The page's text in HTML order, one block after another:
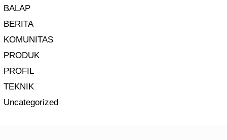
BALAP
BERITA
KOMUNITAS
PRODUK
PROFIL
TEKNIK
Uncategorized